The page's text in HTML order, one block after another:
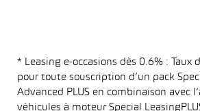
* Leasing e-occasions dès 0.6% : Taux
pour toute souscription d’un pack
Advanced PLUS en combinaison avec
véhicules à moteur Special